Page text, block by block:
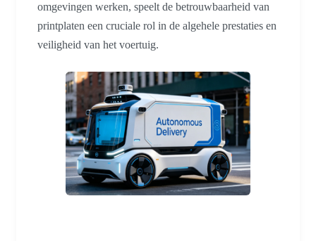
omgevingen werken, speelt de betrouwbaarheid van
printplaten een cruciale rol in de algehele prestaties en
veiligheid van het voertuig.